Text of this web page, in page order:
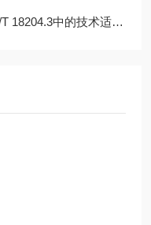
中的技术适配性分析